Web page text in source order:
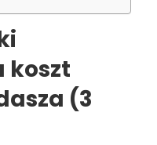
koszt
(3